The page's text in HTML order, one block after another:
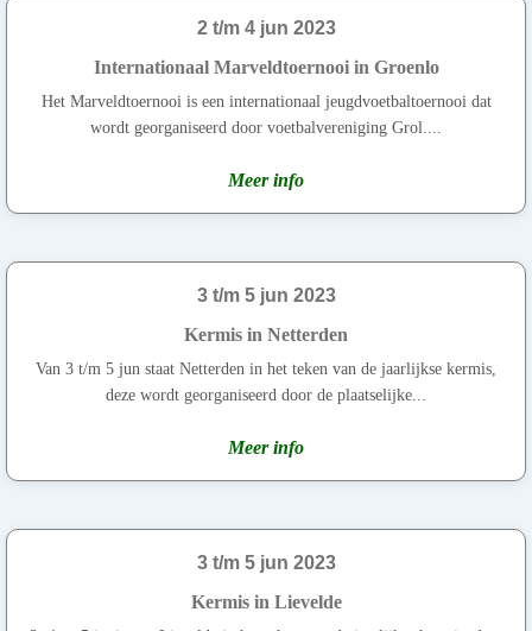
2 t/m 4 jun 2023
Internationaal Marveldtoernooi in Groenlo
Het Marveldtoernooi is een internationaal jeugdvoetbaltoernooi dat
wordt georganiseerd door voetbalvereniging Grol....
Meer info
3 t/m 5 jun 2023
Kermis in Netterden
Van 3 t/m 5 jun staat Netterden in het teken van de jaarlijkse kermis,
deze wordt georganiseerd door de plaatselijke...
Meer info
3 t/m 5 jun 2023
Kermis in Lievelde